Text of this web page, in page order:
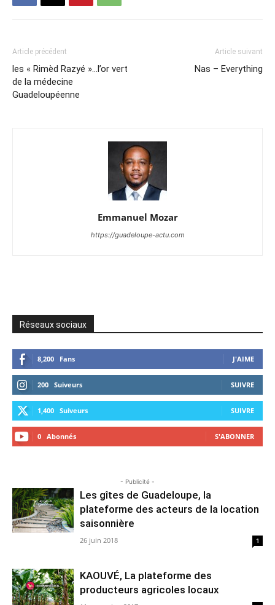
Article précédent
les « Rimèd Razyé »…l’or vert
de la médecine
Guadeloupéenne
Article suivant
Nas – Everything
Emmanuel Mozar
https://guadeloupe-actu.com
Réseaux sociaux
8,200 Fans J'AIME
200 Suiveurs SUIVRE
1,400 Suiveurs SUIVRE
0 Abonnés S'ABONNER
- Publicité -
Les gîtes de Guadeloupe, la
plateforme des acteurs de la location
saisonnière
26 juin 2018 1
KAOUVÉ, La plateforme des
producteurs agricoles locaux